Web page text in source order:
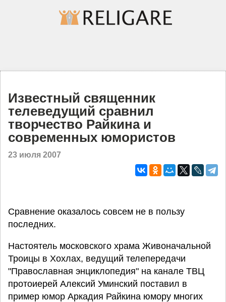
Известный священник
телеведущий сравнил
творчество Райкина и
современных юмористов
23 июля 2007
Сравнение оказалось совсем не в пользу
последних.
Настоятель московского храма Живоначальной
Троицы в Хохлах, ведущий телепередачи
"Православная энциклопедия" на канале ТВЦ
протоиерей Алексий Уминский поставил в
пример юмор Аркадия Райкина юмору многих